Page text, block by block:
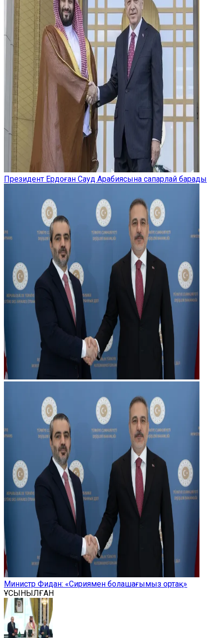
Президент Ердоған Сауд Арабиясына сапарлай барады
Министр Фидан: «Сириямен болашағымыз ортақ»
ҰСЫНЫЛҒАН